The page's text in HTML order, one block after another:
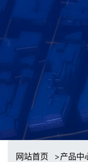
网站首页 >产品中